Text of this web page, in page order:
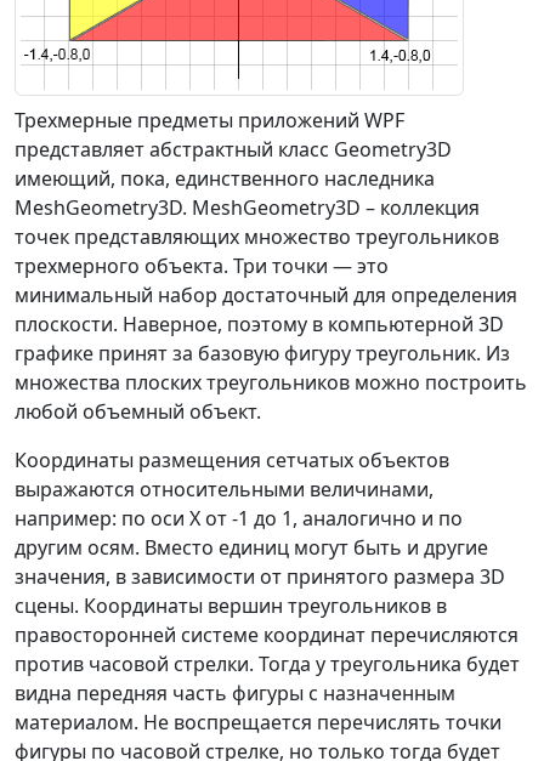
Трехмерные предметы приложений WPF
представляет абстрактный класс Geometry3D
имеющий, пока, единственного наследника
MeshGeometry3D. MeshGeometry3D – коллекция
точек представляющих множество треугольников
трехмерного объекта. Три точки — это
минимальный набор достаточный для определения
плоскости. Наверное, поэтому в компьютерной 3D
графике принят за базовую фигуру треугольник. Из
множества плоских треугольников можно построить
любой объемный объект.
Координаты размещения сетчатых объектов
выражаются относительными величинами,
например: по оси Х от -1 до 1, аналогично и по
другим осям. Вместо единиц могут быть и другие
значения, в зависимости от принятого размера 3D
сцены. Координаты вершин треугольников в
правосторонней системе координат перечисляются
против часовой стрелки. Тогда у треугольника будет
видна передняя часть фигуры с назначенным
материалом. Не воспрещается перечислять точки
фигуры по часовой стрелке, но только тогда будет